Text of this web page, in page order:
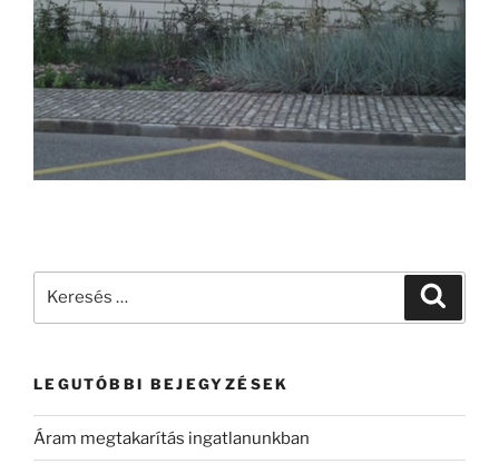
LEGUTÓBBI BEJEGYZÉSEK
Áram megtakarítás ingatlanunkban